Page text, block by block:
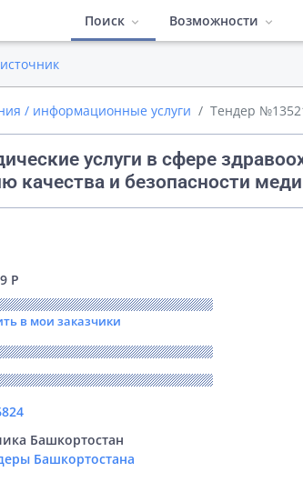
Поиск
Тендеры по площадкам
Возможности
Конкуренты
Работа в команде
/ информационные услуги Тендер
услуги в сфере
качества и безопасности
Р
в мои заказчики
Башкортостан
Башкортостана